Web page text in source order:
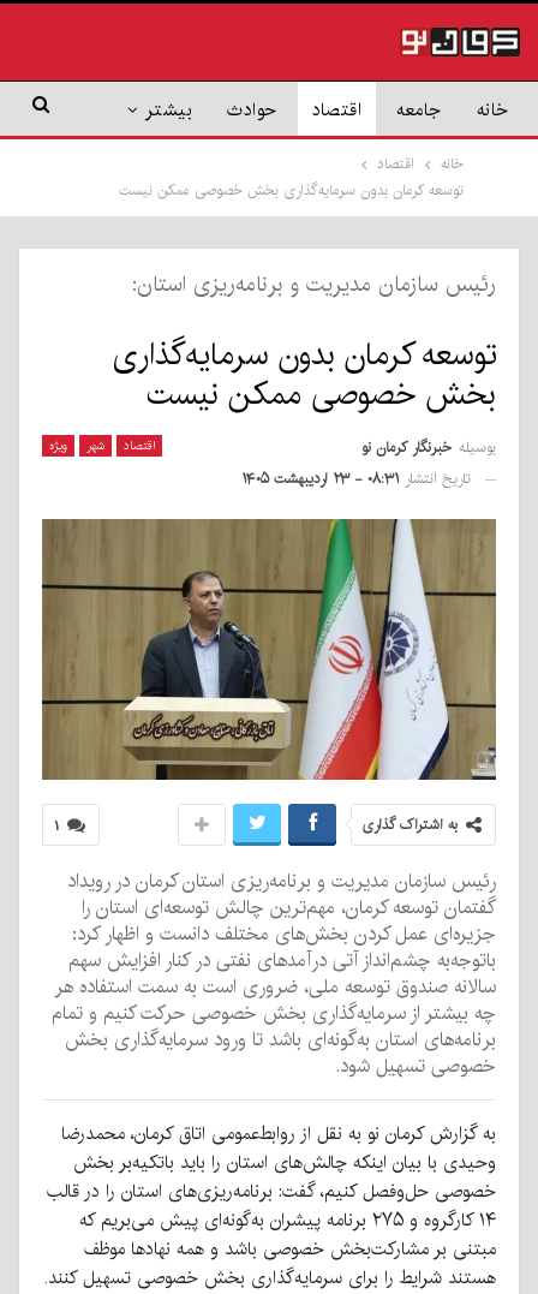
خانه جامعه اقتصاد حوادث بیشتر
خانه
اقتصاد
توسعه کرمان بدون سرمایه‌گذاری بخش خصوصی ممکن نیست
رئیس سازمان مدیریت و برنامه‌ریزی استان:
توسعه کرمان بدون سرمایه‌گذاری
بخش خصوصی ممکن نیست
اقتصاد شهر ویژه بوسیله خبرنگار کرمان نو
تاریخ انتشار ۰۸:۳۱ - ۲۳ اردیبهشت ۱۴۰۵
۱ به اشتراک گذاری
رئیس سازمان مدیریت و برنامه‌ریزی استان کرمان در رویداد
گفتمان توسعه کرمان، مهم‌ترین چالش توسعه‌ای استان را
جزیره‌ای عمل کردن بخش‌های مختلف دانست و اظهار کرد:
باتوجه‌به چشم‌انداز آتی درآمدهای نفتی در کنار افزایش سهم
سالانه صندوق توسعه ملی، ضروری است به سمت استفاده هر
چه بیشتر از سرمایه‌گذاری بخش خصوصی حرکت کنیم و تمام
برنامه‌های استان به‌گونه‌ای باشد تا ورود سرمایه‌گذاری بخش
خصوصی تسهیل شود.
به گزارش کرمان نو به نقل از روابط‌عمومی اتاق کرمان، محمدرضا
وحیدی با بیان اینکه چالش‌های استان را باید باتکیه‌بر بخش
خصوصی حل‌وفصل کنیم، گفت: برنامه‌ریزی‌های استان را در قالب
۱۴ کارگروه و ۲۷۵ برنامه پیشران به‌گونه‌ای پیش می‌بریم که
مبتنی بر مشارکت‌بخش خصوصی باشد و همه نهادها موظف
هستند شرایط را برای سرمایه‌گذاری بخش خصوصی تسهیل کنند.